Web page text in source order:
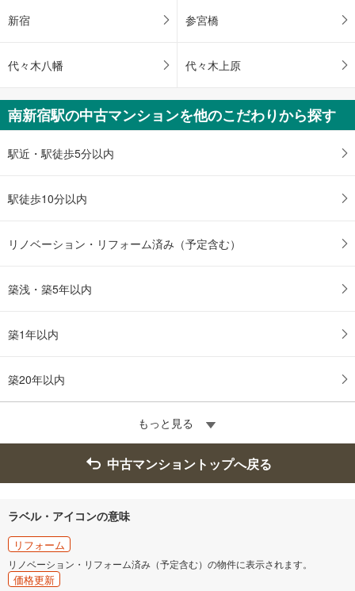
ー
に
存
す
る
新宿 参宮橋
代々木八幡 代々木上原
南新宿駅の中古マンションを他のこだわりから探す
駅近・駅徒歩5分以内
駅徒歩10分以内
リノベーション・リフォーム済み（予定含む）
築浅・築5年以内
築1年以内
築20年以内
もっと見る
中古マンショントップへ戻る
ラベル・アイコンの意味
リフォーム
リノベーション・リフォーム済み（予定含む）の物件に表示されます。
価格更新